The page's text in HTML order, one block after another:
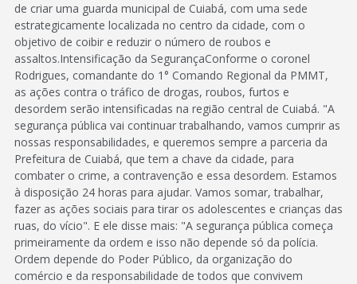
de criar uma guarda municipal de Cuiabá, com uma sede
estrategicamente localizada no centro da cidade, com o
objetivo de coibir e reduzir o número de roubos e
assaltos.Intensificação da SegurançaConforme o coronel
Rodrigues, comandante do 1° Comando Regional da PMMT,
as ações contra o tráfico de drogas, roubos, furtos e
desordem serão intensificadas na região central de Cuiabá. "A
segurança pública vai continuar trabalhando, vamos cumprir as
nossas responsabilidades, e queremos sempre a parceria da
Prefeitura de Cuiabá, que tem a chave da cidade, para
combater o crime, a contravenção e essa desordem. Estamos
à disposição 24 horas para ajudar. Vamos somar, trabalhar,
fazer as ações sociais para tirar os adolescentes e crianças das
ruas, do vício". E ele disse mais: "A segurança pública começa
primeiramente da ordem e isso não depende só da polícia.
Ordem depende do Poder Público, da organização do
comércio e da responsabilidade de todos que convivem